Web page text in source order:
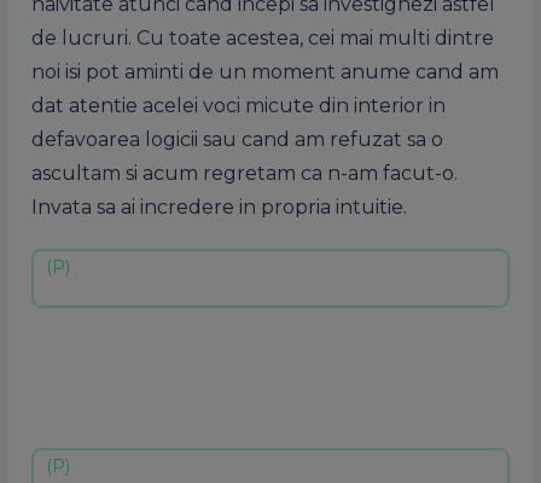
de lucruri. Cu toate acestea, cei mai multi dintre
noi isi pot aminti de un moment anume cand am
dat atentie acelei voci micute din interior in
defavoarea logicii sau cand am refuzat sa o
ascultam si acum regretam ca n-am facut-o.
Invata sa ai incredere in propria intuitie.